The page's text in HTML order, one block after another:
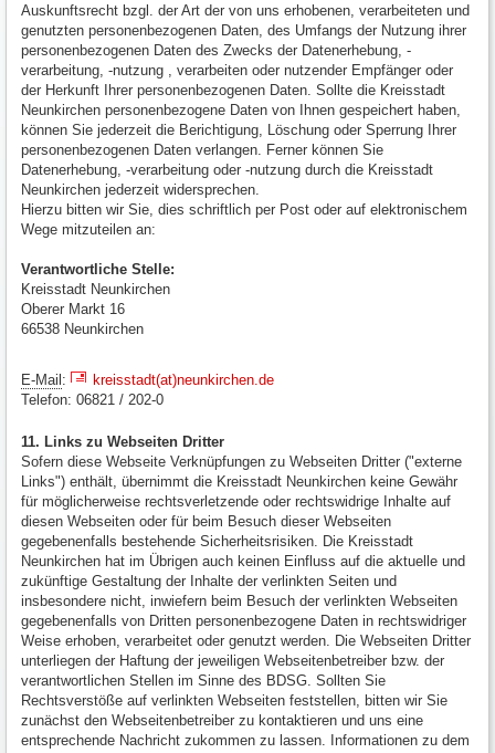
Auskunftsrecht bzgl. der Art der von uns erhobenen, verarbeiteten und
genutzten personenbezogenen Daten, des Umfangs der Nutzung ihrer
personenbezogenen Daten des Zwecks der Datenerhebung, -
verarbeitung, -nutzung , verarbeiten oder nutzender Empfänger oder
der Herkunft Ihrer personenbezogenen Daten. Sollte die Kreisstadt
Neunkirchen personenbezogene Daten von Ihnen gespeichert haben,
können Sie jederzeit die Berichtigung, Löschung oder Sperrung Ihrer
personenbezogenen Daten verlangen. Ferner können Sie
Datenerhebung, -verarbeitung oder -nutzung durch die Kreisstadt
Neunkirchen jederzeit widersprechen.
Hierzu bitten wir Sie, dies schriftlich per Post oder auf elektronischem
Wege mitzuteilen an:
Verantwortliche Stelle:
Kreisstadt Neunkirchen
Oberer Markt 16
66538 Neunkirchen
E-Mail:
kreisstadt(at)neunkirchen.de
Telefon: 06821 / 202-0
11. Links zu Webseiten Dritter
Sofern diese Webseite Verknüpfungen zu Webseiten Dritter ("externe
Links") enthält, übernimmt die Kreisstadt Neunkirchen keine Gewähr
für möglicherweise rechtsverletzende oder rechtswidrige Inhalte auf
diesen Webseiten oder für beim Besuch dieser Webseiten
gegebenenfalls bestehende Sicherheitsrisiken. Die Kreisstadt
Neunkirchen hat im Übrigen auch keinen Einfluss auf die aktuelle und
zukünftige Gestaltung der Inhalte der verlinkten Seiten und
insbesondere nicht, inwiefern beim Besuch der verlinkten Webseiten
gegebenenfalls von Dritten personenbezogene Daten in rechtswidriger
Weise erhoben, verarbeitet oder genutzt werden. Die Webseiten Dritter
unterliegen der Haftung der jeweiligen Webseitenbetreiber bzw. der
verantwortlichen Stellen im Sinne des BDSG. Sollten Sie
Rechtsverstöße auf verlinkten Webseiten feststellen, bitten wir Sie
zunächst den Webseitenbetreiber zu kontaktieren und uns eine
entsprechende Nachricht zukommen zu lassen. Informationen zu dem